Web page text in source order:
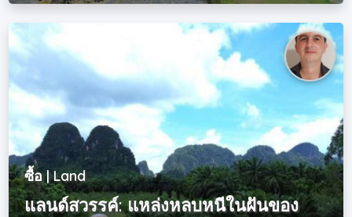
ซื้อ | Land
แลนด์สวรรค์: แหล่งหลบหนีในฝันของ